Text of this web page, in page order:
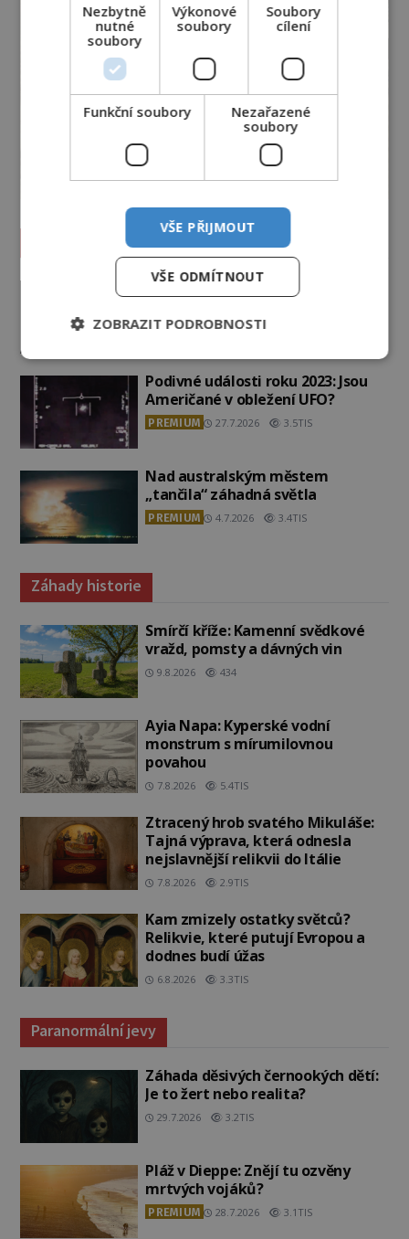
Vesmír a technologie
Co zachycují tajemné snímky
PREMIUM 7.8.2026
Podivné události roku 2023: Jsou
Američané v obležení UFO?
PREMIUM 27.7.2026 3.5TIS
Nad australským městem
„tančila“ záhadná světla
PREMIUM 4.7.2026 3.4TIS
Záhady historie
Smírčí kříže: Kamenní svědkové
vražd, pomsty a dávných vin
9.8.2026 434
Ayia Napa: Kyperské vodní
monstrum s mírumilovnou
povahou
7.8.2026 5.4TIS
Ztracený hrob svatého Mikuláše:
Tajná výprava, která odnesla
nejslavnější relikvii do Itálie
7.8.2026 2.9TIS
Kam zmizely ostatky světců?
Relikvie, které putují Evropou a
dodnes budí úžas
6.8.2026 3.3TIS
Paranormální jevy
Záhada děsivých černookých dětí:
Je to žert nebo realita?
29.7.2026 3.2TIS
Pláž v Dieppe: Znějí tu ozvěny
mrtvých vojáků?
PREMIUM 28.7.2026 3.1TIS
Nezbytně
nutné
soubory
Výkonové
soubory
Soubory
cílení
Funkční soubory
Nezařazené
soubory
VŠE PŘIJMOUT
VŠE ODMÍTNOUT
ZOBRAZIT PODROBNOSTI